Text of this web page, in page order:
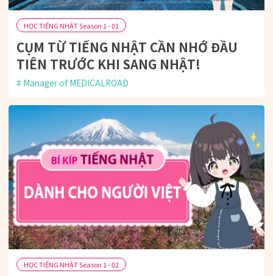
HỌC TIẾNG NHẬT Season 1 - 01
CỤM TỪ TIẾNG NHẬT CẦN NHỚ ĐẦU
TIÊN TRƯỚC KHI SANG NHẬT!
Manager of MEDICALROAD
HỌC TIẾNG NHẬT Season 1 - 02